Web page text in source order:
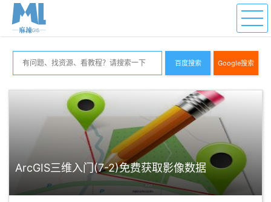
百度搜索 Google搜索
ArcGIS三维入门(7-2)免费获取影像数据